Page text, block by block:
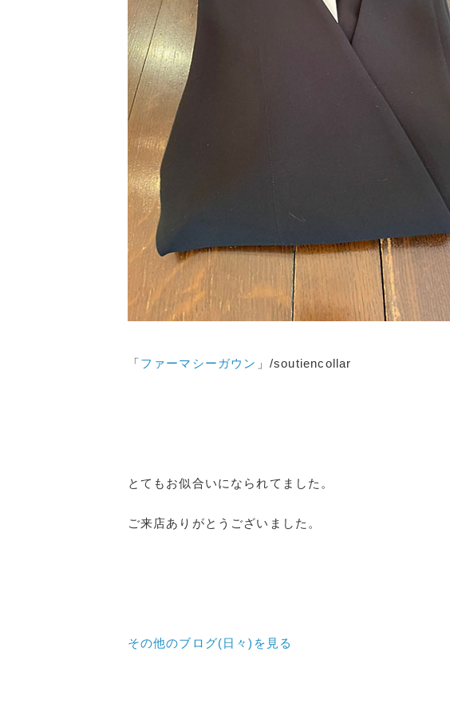
「ファーマシーガウン 」/soutiencollar
とてもお似合いになられてました。
ご来店ありがとうございました。
その他のブログ(日々) を見る